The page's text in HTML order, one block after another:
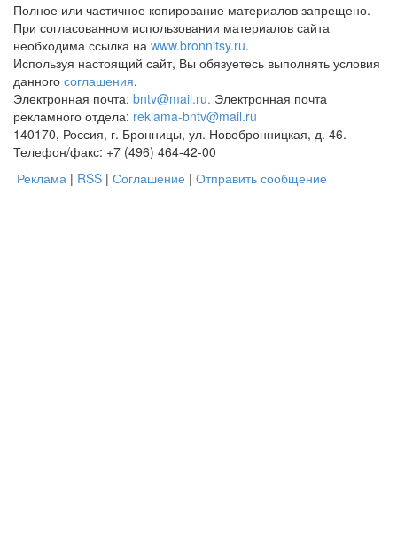
Полное или частичное копирование материалов запрещено.
При согласованном использовании материалов сайта
необходима ссылка на www.bronnitsy.ru.
Используя настоящий сайт, Вы обязуетесь выполнять условия
данного соглашения.
Электронная почта: bntv@mail.ru. Электронная почта
рекламного отдела: reklama-bntv@mail.ru
140170, Россия, г. Бронницы, ул. Новобронницкая, д. 46.
Телефон/факс: +7 (496) 464-42-00
Реклама | RSS | Соглашение | Отправить сообщение